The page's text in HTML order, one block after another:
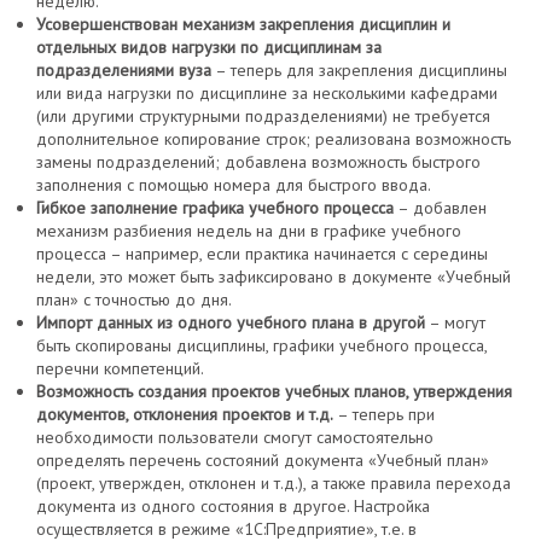
Усовершенствован механизм закрепления дисциплин и
отдельных видов нагрузки по дисциплинам за
подразделениями вуза – теперь для закрепления дисциплины
или вида нагрузки по дисциплине за несколькими кафедрами
(или другими структурными подразделениями) не требуется
дополнительное копирование строк; реализована возможность
замены подразделений; добавлена возможность быстрого
заполнения с помощью номера для быстрого ввода.
Гибкое заполнение графика учебного процесса – добавлен
механизм разбиения недель на дни в графике учебного
процесса – например, если практика начинается с середины
недели, это может быть зафиксировано в документе «Учебный
план» с точностью до дня.
Импорт данных из одного учебного плана в другой – могут
быть скопированы дисциплины, графики учебного процесса,
перечни компетенций.
Возможность создания проектов учебных планов, утверждения
документов, отклонения проектов и т.д. – теперь при
необходимости пользователи смогут самостоятельно
определять перечень состояний документа «Учебный план»
(проект, утвержден, отклонен и т.д.), а также правила перехода
документа из одного состояния в другое. Настройка
осуществляется в режиме «1С:Предприятие», т.е. в